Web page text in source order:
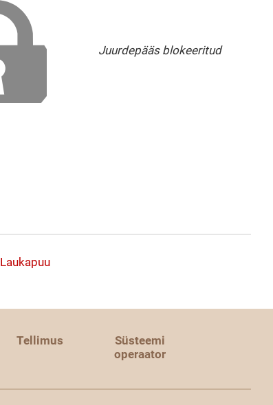
Juurdepääs blokeeritud
Laukapuu
Tellimus
Süsteemi
operaator